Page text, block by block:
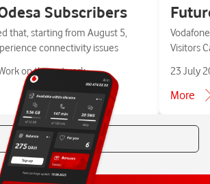
Subscribers
that, starting from August 5,
connectivity issues
on the network
Visitors
23 July
More
All news